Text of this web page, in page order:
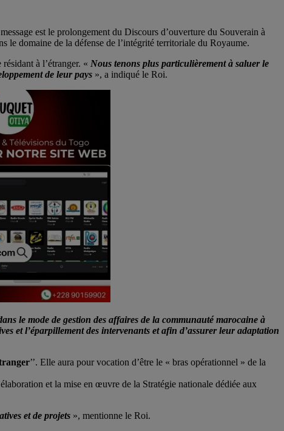
est le prolongement du Discours d’ouverture du Souverain à
le domaine de la défense de l’intégrité territoriale du Royaume.
à l’étranger. « Nous tenons plus particulièrement à saluer le
de leur pays », a indiqué le Roi.
le mode de gestion des affaires de la communauté marocaine à
et l’éparpillement des intervenants et afin d’assurer leur adaptation
’’. Elle aura pour vocation d’être le « bras opérationnel » de la
et la mise en œuvre de la Stratégie nationale dédiée aux
et de projets », mentionne le Roi.